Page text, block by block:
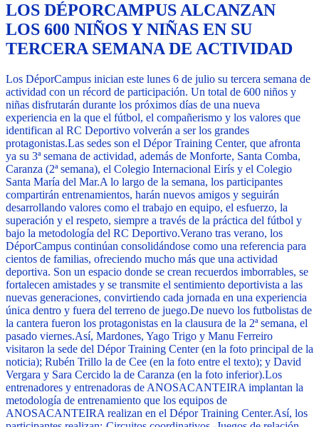
LOS DÉPORCAMPUS ALCANZAN
LOS 600 NIÑOS Y NIÑAS EN SU
TERCERA SEMANA DE ACTIVIDAD
Los DéporCampus inician este lunes 6 de julio su tercera semana de
actividad con un récord de participación. Un total de 600 niños y
niñas disfrutarán durante los próximos días de una nueva
experiencia en la que el fútbol, el compañerismo y los valores que
identifican al RC Deportivo volverán a ser los grandes
protagonistas.Las sedes son el Dépor Training Center, que afronta
ya su 3ª semana de actividad, además de Monforte, Santa Comba,
Caranza (2ª semana), el Colegio Internacional Eirís y el Colegio
Santa María del Mar.A lo largo de la semana, los participantes
compartirán entrenamientos, harán nuevos amigos y seguirán
desarrollando valores como el trabajo en equipo, el esfuerzo, la
superación y el respeto, siempre a través de la práctica del fútbol y
bajo la metodología del RC Deportivo.Verano tras verano, los
DéporCampus continúan consolidándose como una referencia para
cientos de familias, ofreciendo mucho más que una actividad
deportiva. Son un espacio donde se crean recuerdos imborrables, se
fortalecen amistades y se transmite el sentimiento deportivista a las
nuevas generaciones, convirtiendo cada jornada en una experiencia
única dentro y fuera del terreno de juego.De nuevo los futbolistas de
la cantera fueron los protagonistas en la clausura de la 2ª semana, el
pasado viernes.Así, Mardones, Yago Trigo y Manu Ferreiro
visitaron la sede del Dépor Training Center (en la foto principal de la
noticia); Rubén Trillo la de Cee (en la foto entre el texto); y David
Vergara y Sara Cercido la de Caranza (en la foto inferior).Los
entrenadores y entrenadoras de ANOSACANTEIRA implantan la
metodología de entrenamiento que los equipos de
ANOSACANTEIRA realizan en el Dépor Training Center.Así, los